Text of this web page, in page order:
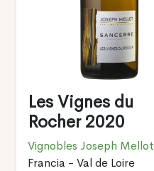
Les Vignes du
Rocher 2020
Vignobles Joseph Mellot
Francia - Val de Loire